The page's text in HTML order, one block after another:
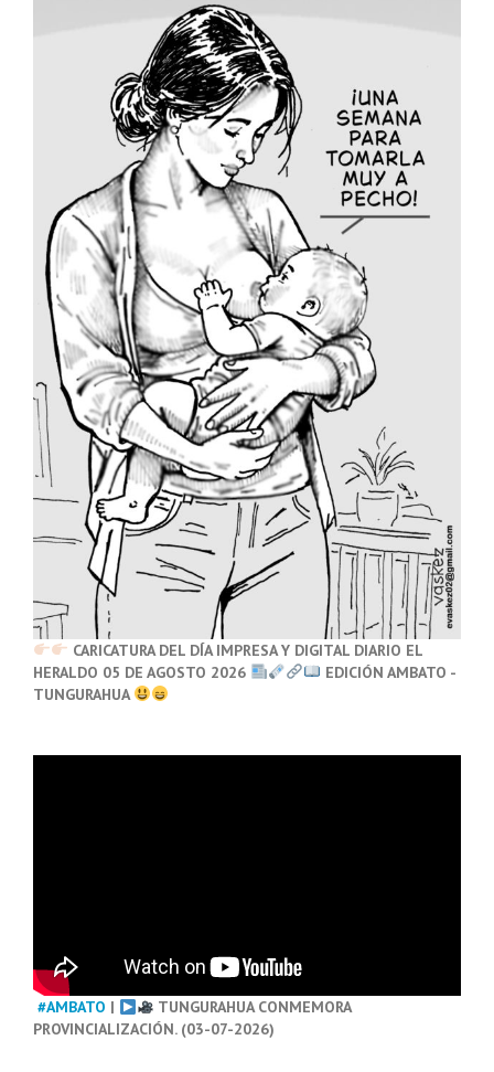
CARICATURA DEL DÍA IMPRESA Y DIGITAL DIARIO EL
HERALDO 05 DE AGOSTO 2026
EDICIÓN AMBATO -
TUNGURAHUA
#AMBATO |
TUNGURAHUA CONMEMORA
PROVINCIALIZACIÓN. (03-07-2026)